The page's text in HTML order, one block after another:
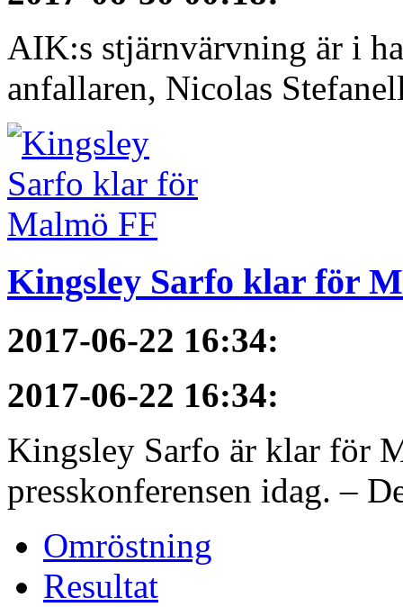
AIK:s stjärnvärvning är i
anfallaren, Nicolas
Kingsley Sarfo klar för
2017-06-22 16:34:
2017-06-22 16:34:
Kingsley Sarfo är klar för
presskonferensen idag. –
Omröstning
Resultat